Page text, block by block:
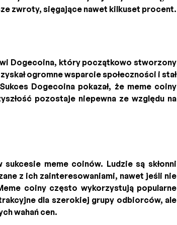
zwroty, sięgające nawet kilkuset procent.
Dogecoina, który początkowo stworzony
ogromne wsparcie społeczności i stał
Dogecoina pokazał, że meme coiny
pozostaje niepewna ze względu na
meme coinów. Ludzie są skłonni
z ich zainteresowaniami, nawet jeśli nie
coiny często wykorzystują popularne
dla szerokiej grupy odbiorców, ale
wahań cen.